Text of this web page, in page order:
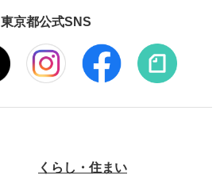
東京都公式SNS
くらし・住まい